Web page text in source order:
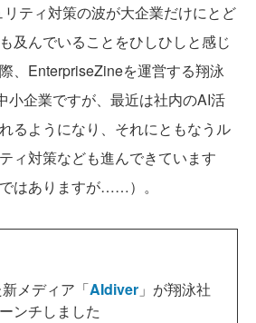
ティ対策の波が大企業だけにとど
及んでいることをひしひしと感じ
、EnterpriseZineを運営する翔泳
小企業ですが、最近は社内のAI活
るようになり、それにともなうル
ィ対策なども進んできています
はありますが……）。
メディア「AIdiver 」が翔泳社
ンチしました